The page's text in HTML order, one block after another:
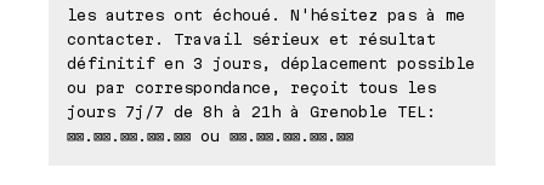
les autres ont échoué. N'hésitez pas à me
contacter. Travail sérieux et résultat
définitif en 3 jours, déplacement possible
ou par correspondance, reçoit tous les
jours 7j/7 de 8h à 21h à Grenoble TEL:
⊠⊠.⊠⊠.⊠⊠.⊠⊠.⊠⊠ ou ⊠⊠.⊠⊠.⊠⊠.⊠⊠.⊠⊠